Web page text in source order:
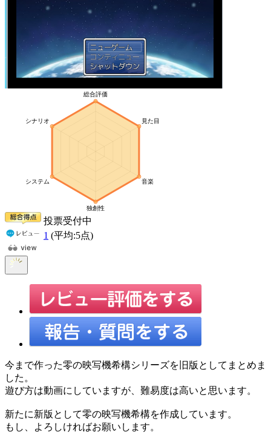
投票受付中
1 (平均:5点)
今まで作った零の映写機希構シリーズを旧版としてまとめま
した。
遊び方は動画にしていますが、難易度は高いと思います。
新たに新版として零の映写機希構を作成しています。
もし、よろしければお願いします。